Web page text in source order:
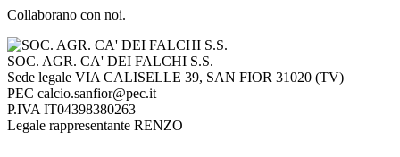
Collaborano con noi.
SOC. AGR. CA' DEI FALCHI S.S.
Sede legale VIA CALISELLE 39, SAN FIOR 31020 (TV)
PEC calcio.sanfior@pec.it
P.IVA IT04398380263
Legale rappresentante RENZO